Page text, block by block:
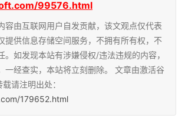
99576.html
容由互联网用户自发贡献，该文观点仅代表
提供信息存储空间服务，不拥有所有权，不
。如发现本站有涉嫌侵权/违法违规的内容，
一经查实，本站将立刻删除。 文章由激活谷
请注明出处：
179652.html